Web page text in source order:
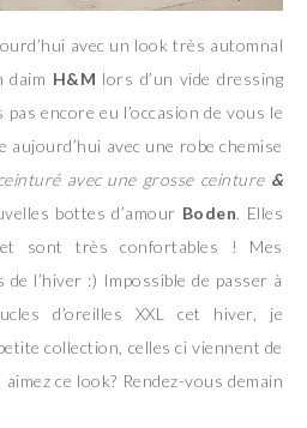
avec un look très automnal
daim H&M lors d’un vide dressing
pas encore eu l’occasion de vous le
avec une robe chemise
avec une grosse ceinture &
bottes d’amour Boden. Elles
sont très confortables ! Mes
l’hiver :) Impossible de passer à
d’oreilles XXL cet hiver, je
collection, celles ci viennent de
ce look? Rendez-vous demain